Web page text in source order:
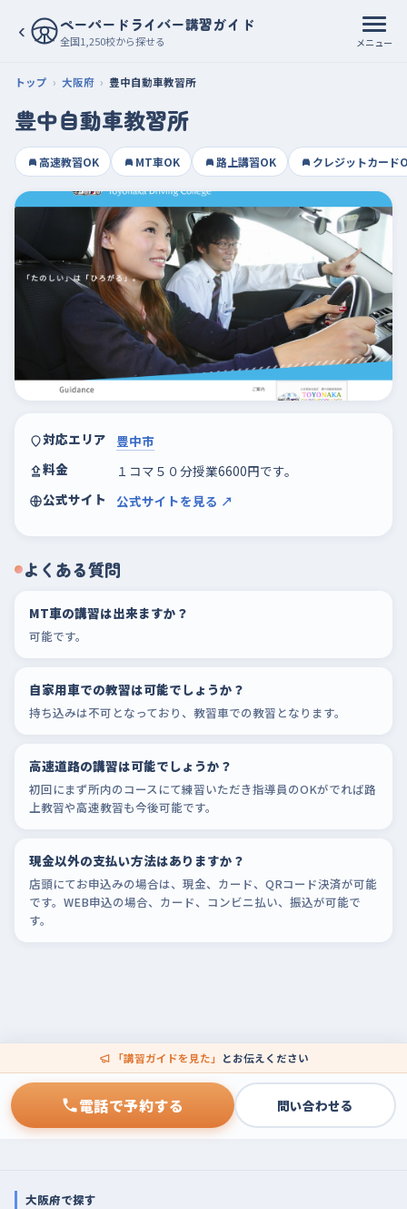
‹ ペーパードライバー講習ガイド
全国1,250校から探せる メニュー
トップ 大阪府 豊中自動車教習所
豊中自動車教習所
高速教習OK MT車OK 路上講習OK クレジットカード
対応エリア
豊中市
料金
１コマ５０分授業6600円です。
公式サイト
公式サイトを見る ↗
よくある質問
MT車の講習は出来ますか？
可能です。
自家用車での教習は可能でしょうか？
持ち込みは不可となっており、教習車での教習となります。
高速道路の講習は可能でしょうか？
初回にまず所内のコースにて練習いただき指導員のOKがでれば路
上教習や高速教習も今後可能です。
現金以外の支払い方法はありますか？
店頭にてお申込みの場合は、現金、カード、QRコード決済が可能
です。WEB申込の場合、カード、コンビニ払い、振込が可能で
す。
「講習ガイドを見た」 とお伝えください
電話で予約する 問い合わせる
大阪府で探す